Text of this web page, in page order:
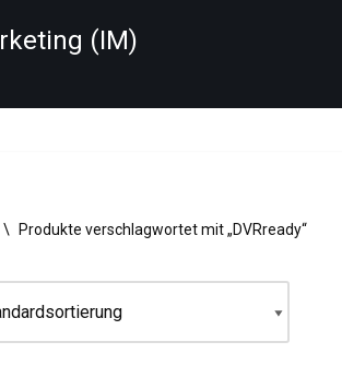
(IM)
\ Produkte verschlagwortet mit „DVRready“